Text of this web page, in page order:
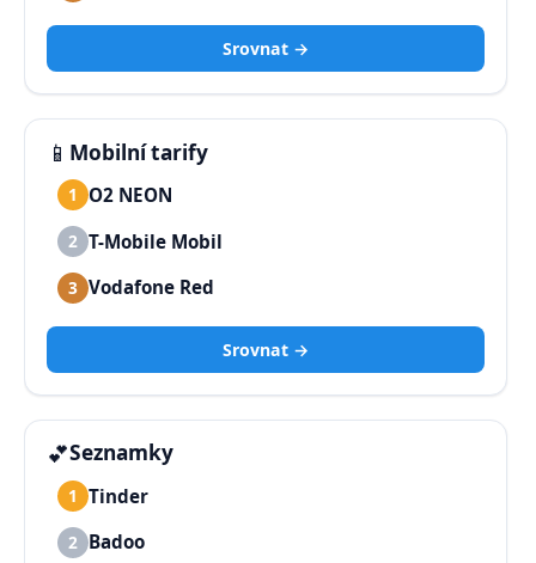
Srovnat →
📱 Mobilní tarify
1 O2 NEON
2 T-Mobile Mobil
3 Vodafone Red
Srovnat →
💕Seznamky
1 Tinder
2 Badoo